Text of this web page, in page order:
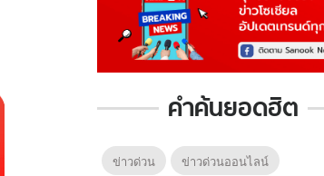
คำค้นยอดฮิต
ข่าวด่วน
ข่าวด่วนออนไลน์